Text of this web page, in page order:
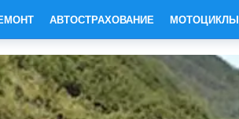
АВТОСТРАХОВАНИЕ МОТОЦИКЛЫ